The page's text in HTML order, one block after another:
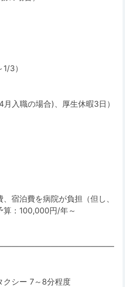
3）
入職の場合)、厚生休暇3日）
宿泊費を病院が負担（但し、
算：100,000円/年～
クシー 7～8分程度